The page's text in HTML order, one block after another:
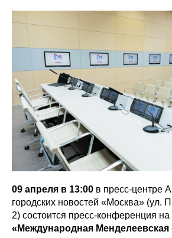
09 апреля в 13:00 в пресс-центре
городских новостей «Москва» (ул.
2) состоится пресс-конференция на
«Международная Менделеевская